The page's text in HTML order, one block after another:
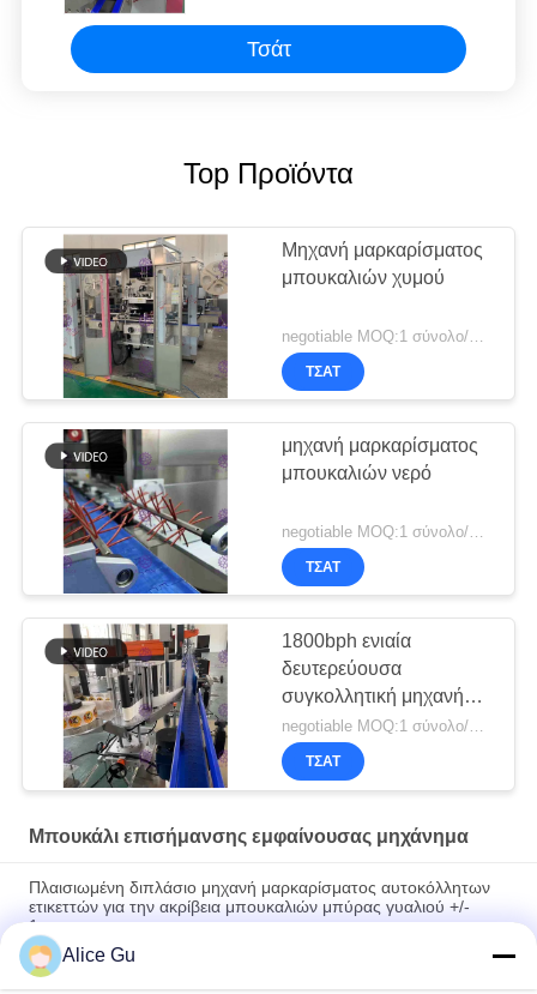
Τσάτ
Top Προϊόντα
Μηχανή μαρκαρίσματος
μπουκαλιών χυμού
negotiable MOQ:1 σύνολο/PC για τη μηχανή μαρκαρίσματος μπουκαλιών χυμού
ΤΣΆΤ
μηχανή μαρκαρίσματος
μπουκαλιών νερό
ΤΣΆΤ
1800bph ενιαία
δευτερεύουσα
συγκολλητική μηχανή
μαρκαρίσματος για το
μικρό στρογγυλό
μπουκάλι
negotiable MOQ:1 σύνολο/PC για τη μηχανή μαρκαρίσματος μπουκαλιών ποτών
ΤΣΆΤ
Μπουκάλι επισήμανσης εμφαίνουσας μηχάνημα
Πλαισιωμένη διπλάσιο μηχανή μαρκαρίσματος αυτοκόλλητων
ετικεττών για την ακρίβεια μπουκαλιών μπύρας γυαλιού +/-
1mm
Ανοξείδωτου ελεγχόμενο PLC σύστημα μηχανών
Alice Gu